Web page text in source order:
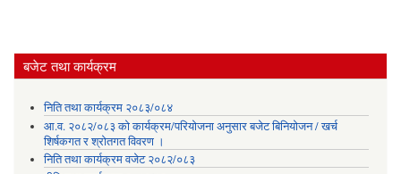
बजेट तथा कार्यक्रम
निति तथा कार्यक्रम २०८३/०८४
आ.व. २०८२/०८३ को कार्यक्रम/परियोजना अनुसार बजेट बिनियोजन / खर्च
शिर्षकगत र श्रोतगत विवरण ।
निति तथा कार्यक्रम वजेट २०८२/०८३